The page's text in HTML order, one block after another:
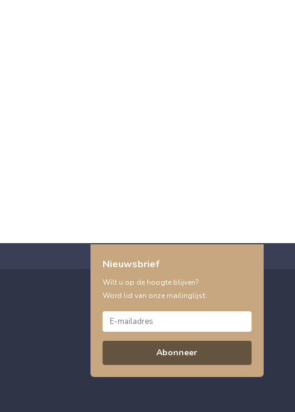
Nieuwsbrief
Wilt u op de hoogte blijven?
Word lid van onze mailinglijst:
Abonneer